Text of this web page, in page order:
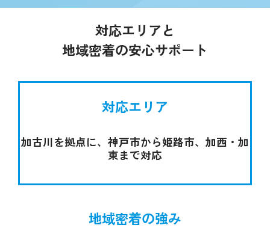
対応エリアと
地域密着の安心サポート
対応エリア
加古川を拠点に、神戸市から姫路市、加西・加
東まで対応
地域密着の強み